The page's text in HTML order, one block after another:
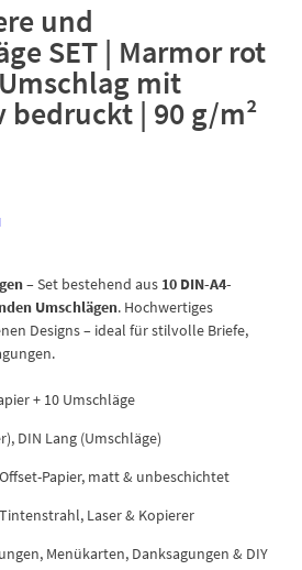
und
SET | Marmor rot
mit
bedruckt | 90 g/m²
– Set bestehend aus 10 DIN-A4-
Umschlägen. Hochwertiges
Designs – ideal für stilvolle Briefe,
+ 10 Umschläge
DIN Lang (Umschläge)
Papier, matt & unbeschichtet
Tintenstrahl, Laser & Kopierer
Menükarten, Danksagungen & DIY